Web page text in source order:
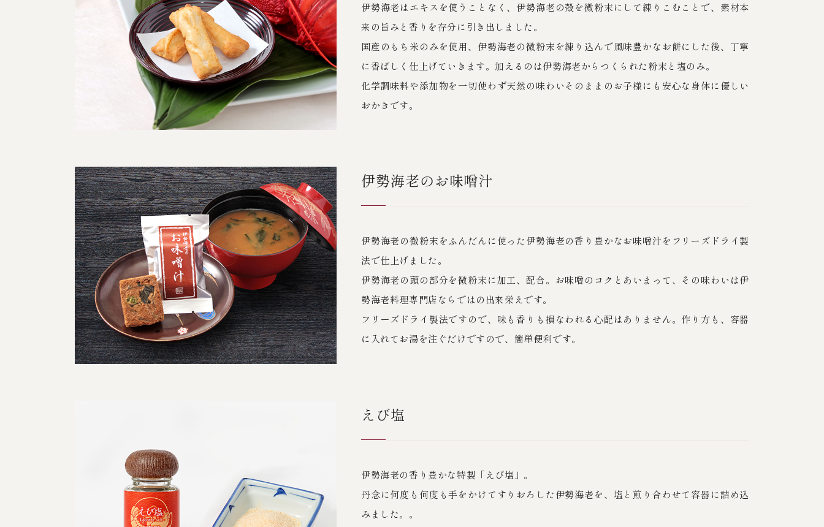
伊勢海老はエキスを使うことなく、伊勢海老の殻を微粉末にして練りこむことで、素材本
来の旨みと香りを存分に引き出しました。
国産のもち米のみを使用、伊勢海老の微粉末を練り込んで風味豊かなお餅にした後、丁寧
に香ばしく仕上げていきます。加えるのは伊勢海老からつくられた粉末と塩のみ。
化学調味料や添加物を一切使わず天然の味わいそのままのお子様にも安心な身体に優しい
おかきです。
伊勢海老のお味噌汁
伊勢海老の微粉末をふんだんに使った伊勢海老の香り豊かなお味噌汁をフリーズドライ製
法で仕上げました。
伊勢海老の頭の部分を微粉末に加工、配合。お味噌のコクとあいまって、その味わいは伊
勢海老料理専門店ならではの出来栄えです。
フリーズドライ製法ですので、味も香りも損なわれる心配はありません。作り方も、容器
に入れてお湯を注ぐだけですので、簡単便利です。
えび塩
伊勢海老の香り豊かな特製「えび塩」。
丹念に何度も何度も手をかけてすりおろした伊勢海老を、塩と煎り合わせて容器に詰め込
みました。。